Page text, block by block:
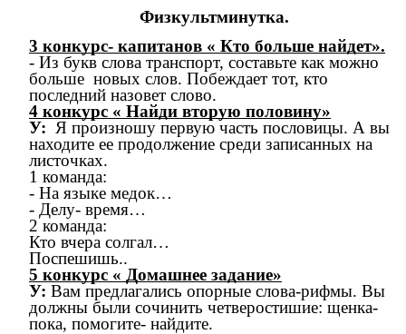
Физкультминутка.
3 конкурс- капитанов « Кто больше найдет».
- Из букв слова транспорт, составьте как можно
больше новых слов. Побеждает тот, кто
последний назовет слово.
4 конкурс « Найди вторую половину»
У: Я произношу первую часть пословицы. А вы
находите ее продолжение среди записанных на
листочках.
1 команда:
- На языке медок…
- Делу- время…
2 команда:
Кто вчера солгал…
Поспешишь..
5 конкурс « Домашнее задание»
У: Вам предлагались опорные слова-рифмы. Вы
должны были сочинить четверостишие: щенка-
пока, помогите- найдите.